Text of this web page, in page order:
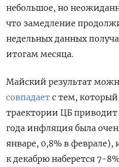
небольшое, но
что замедление
недельных данных
итогам месяца.
Майский результат
совпадает с тем,
траектории ЦБ
года инфляция была
январе, 0,8% в феврале),
к декабрю наберется 7-